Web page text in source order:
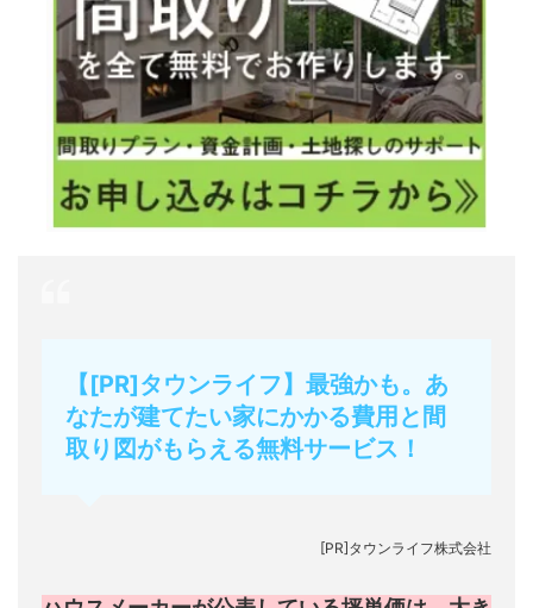
【[PR]タウンライフ】最強かも。あ
なたが建てたい家にかかる費用と間
取り図がもらえる無料サービス！
[PR]タウンライフ株式会社